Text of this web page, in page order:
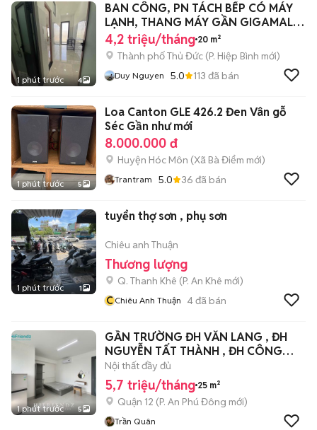
1 phút trước 4
BAN CÔNG, PN TÁCH BẾP CÓ MÁY
LẠNH, THANG MÁY GẦN GIGAMALL,
ĐH LUẬT CS2
4,2 triệu/tháng 20 m²
Thành phố Thủ Đức (P. Hiệp Bình mới)
Duy Nguyen 5.0 113 đã bán
1 phút trước 5
Loa Canton GLE 426.2 Đen Vân gỗ
Séc Gần như mới
8.000.000 đ
Huyện Hóc Môn (Xã Bà Điểm mới)
Trantram 5.0 36 đã bán
1 phút trước 1
tuyển thợ sơn , phụ sơn
Chiêu anh Thuận
Thương lượng
Q. Thanh Khê (P. An Khê mới)
CChiêu Anh Thuận 4đã bán
1 phút trước 5
GẦN TRƯỜNG ĐH VĂN LANG , ĐH
NGUYỄN TẤT THÀNH , ĐH CÔNG
NGHIỆP 4 .
Nội thất đầy đủ
5,7 triệu/tháng 25 m²
Quận 12 (P. An Phú Đông mới)
Trần Quân